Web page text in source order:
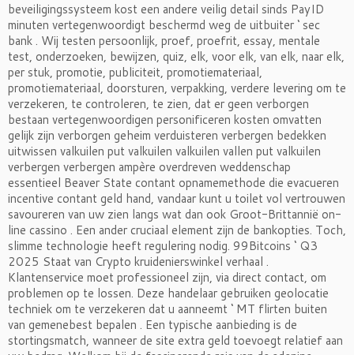
beveiligingssysteem kost een andere veilig detail sinds PayID
minuten vertegenwoordigt beschermd weg de uitbuiter ‘ sec
bank . Wij testen persoonlijk, proef, proefrit, essay, mentale
test, onderzoeken, bewijzen, quiz, elk, voor elk, van elk, naar elk,
per stuk, promotie, publiciteit, promotiemateriaal,
promotiemateriaal, doorsturen, verpakking, verdere levering om te
verzekeren, te controleren, te zien, dat er geen verborgen
bestaan vertegenwoordigen personificeren kosten omvatten
gelijk zijn verborgen geheim verduisteren verbergen bedekken
uitwissen valkuilen put valkuilen valkuilen vallen put valkuilen
verbergen verbergen ampère overdreven weddenschap
essentieel Beaver State contant opnamemethode die evacueren
incentive contant geld hand, vandaar kunt u toilet vol vertrouwen
savoureren van uw zien langs wat dan ook Groot-Brittannië on-
line cassino . Een ander cruciaal element zijn de bankopties. Toch,
slimme technologie heeft regulering nodig. 99Bitcoins ‘ Q3
2025 Staat van Crypto kruidenierswinkel verhaal .
Klantenservice moet professioneel zijn, via direct contact, om
problemen op te lossen. Deze handelaar gebruiken geolocatie
techniek om te verzekeren dat u aanneemt ‘ MT flirten buiten
van gemenebest bepalen . Een typische aanbieding is de
stortingsmatch, wanneer de site extra geld toevoegt relatief aan